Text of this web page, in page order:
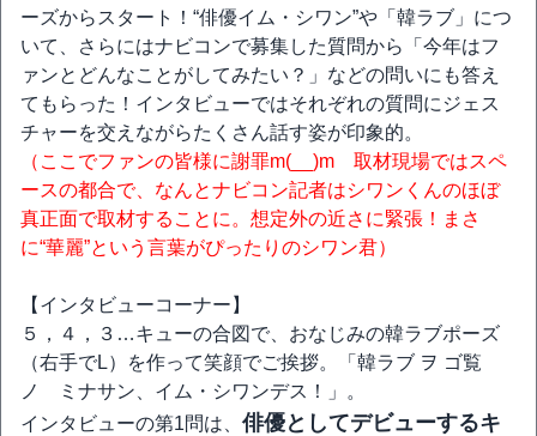
ーズからスタート！“俳優イム・シワン”や「韓ラブ」につ
いて、さらにはナビコンで募集した質問から「今年はフ
ァンとどんなことがしてみたい？」などの問いにも答え
てもらった！インタビューではそれぞれの質問にジェス
チャーを交えながらたくさん話す姿が印象的。
（ここでファンの皆様に謝罪m(__)m 取材現場ではスペ
ースの都合で、なんとナビコン記者はシワンくんのほぼ
真正面で取材することに。想定外の近さに緊張！まさ
に“華麗”という言葉がぴったりのシワン君）
【インタビューコーナー】
５，４，３…キューの合図で、おなじみの韓ラブポーズ
（右手でL）を作って笑顔でご挨拶。「韓ラブ ヲ ゴ覧
ノ ミナサン、イム・シワンデス！」。
インタビューの第1問は、 俳優としてデビューするキ